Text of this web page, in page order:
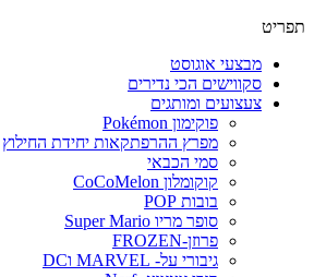
תפריט
מבצעי אוגוסט
סקווישים הכי נדירים
צעצועים ומותגים
פוקימון Pokémon
מפרץ ההרפתקאות יחידת החילוץ
סמי הכבאי
קוקומלון CoCoMelon
בובות POP
סופר מריו Super Mario
פרוזן-FROZEN
גיבורי על- MARVEL וDC